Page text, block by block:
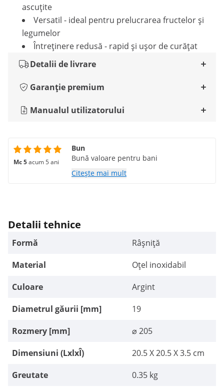
ascuțite
Versatil - ideal pentru prelucrarea fructelor și
legumelor
Întreținere redusă - rapid și ușor de curățat
Detalii de livrare
Garanție premium
Manualul utilizatorului
Mc 5acum 5 ani
Bun
Bună valoare pentru bani
Citește mai mult
Detalii tehnice
Formă
Râșniță
Material
Oțel inoxidabil
Culoare
Argint
Diametrul găurii [mm]
19
Rozmery [mm]
⌀ 205
Dimensiuni (LxlxÎ)
20.5 X 20.5 X 3.5 cm
Greutate
0.35 kg